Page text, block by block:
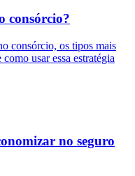
consórcio?
consórcio, os tipos mais
usar essa estratégia
no seguro